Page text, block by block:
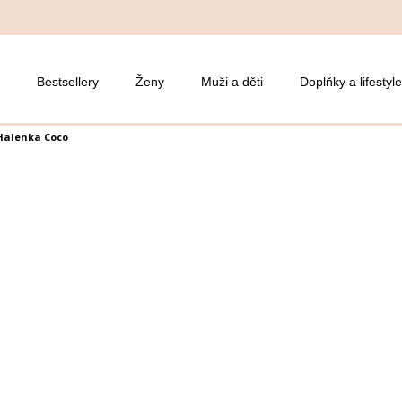
Bestsellery Ženy Muži a děti Doplňky a lifestyle
Coco